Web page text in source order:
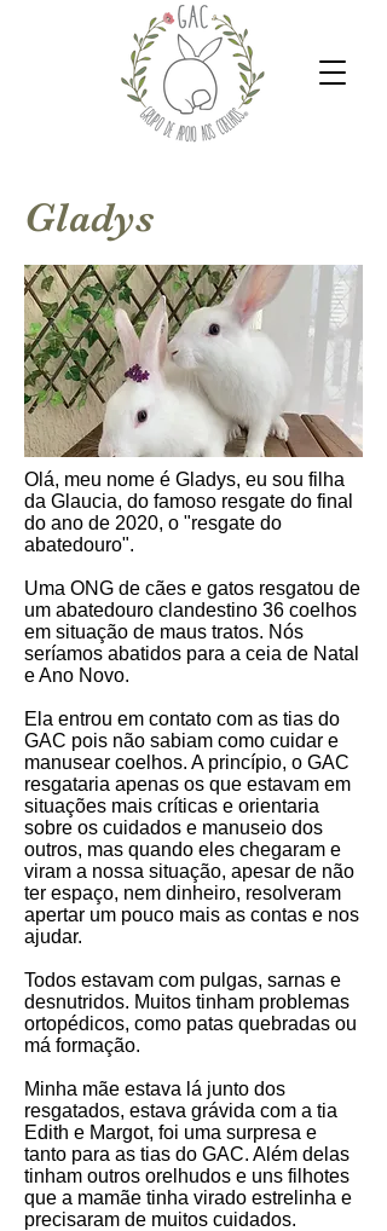
Gladys
Olá, meu nome é Gladys, eu sou filha
da Glaucia, do famoso resgate do final
do ano de 2020, o "resgate do
abatedouro".
Uma ONG de cães e gatos resgatou de
um abatedouro clandestino 36 coelhos
em situação de maus tratos. Nós
seríamos abatidos para a ceia de Natal
e Ano Novo.
Ela entrou em contato com as tias do
GAC pois não sabiam como cuidar e
manusear coelhos. A princípio, o GAC
resgataria apenas os que estavam em
situações mais críticas e orientaria
sobre os cuidados e manuseio dos
outros, mas quando eles chegaram e
viram a nossa situação, apesar de não
ter espaço, nem dinheiro, resolveram
apertar um pouco mais as contas e nos
ajudar.
Todos estavam com pulgas, sarnas e
desnutridos. Muitos tinham problemas
ortopédicos, como patas quebradas ou
má formação.
Minha mãe estava lá junto dos
resgatados, estava grávida com a tia
Edith e Margot, foi uma surpresa e
tanto para as tias do GAC. Além delas
tinham outros orelhudos e uns filhotes
que a mamãe tinha virado estrelinha e
precisaram de muitos cuidados.